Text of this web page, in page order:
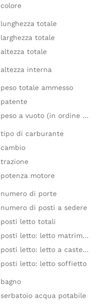
colore
lunghezza totale
larghezza totale
altezza totale
altezza interna
peso totale ammesso
patente
peso a vuoto (in ordine di marcia)
tipo di carburante
cambio
trazione
potenza motore
numero di porte
numero di posti a sedere
posti letto totali
posti letto: letto matrimoniale
posti letto: letto a castello
posti letto: letto soffietto
bagno
serbatoio acqua potabile